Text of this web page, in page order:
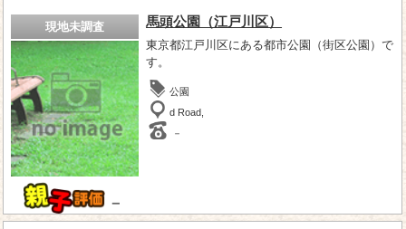
現地未調査
－
馬頭公園（江戸川区）
東京都江戸川区にある都市公園（街区公園）で
す。
公園
d Road,
－